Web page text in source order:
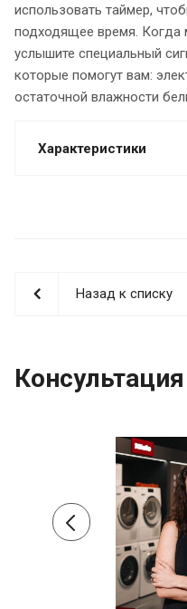
использовать таймер,
подходящее время. Когда
услышите специальный
которые помогут вам:
остаточной влажности
Характеристики
Назад к списку